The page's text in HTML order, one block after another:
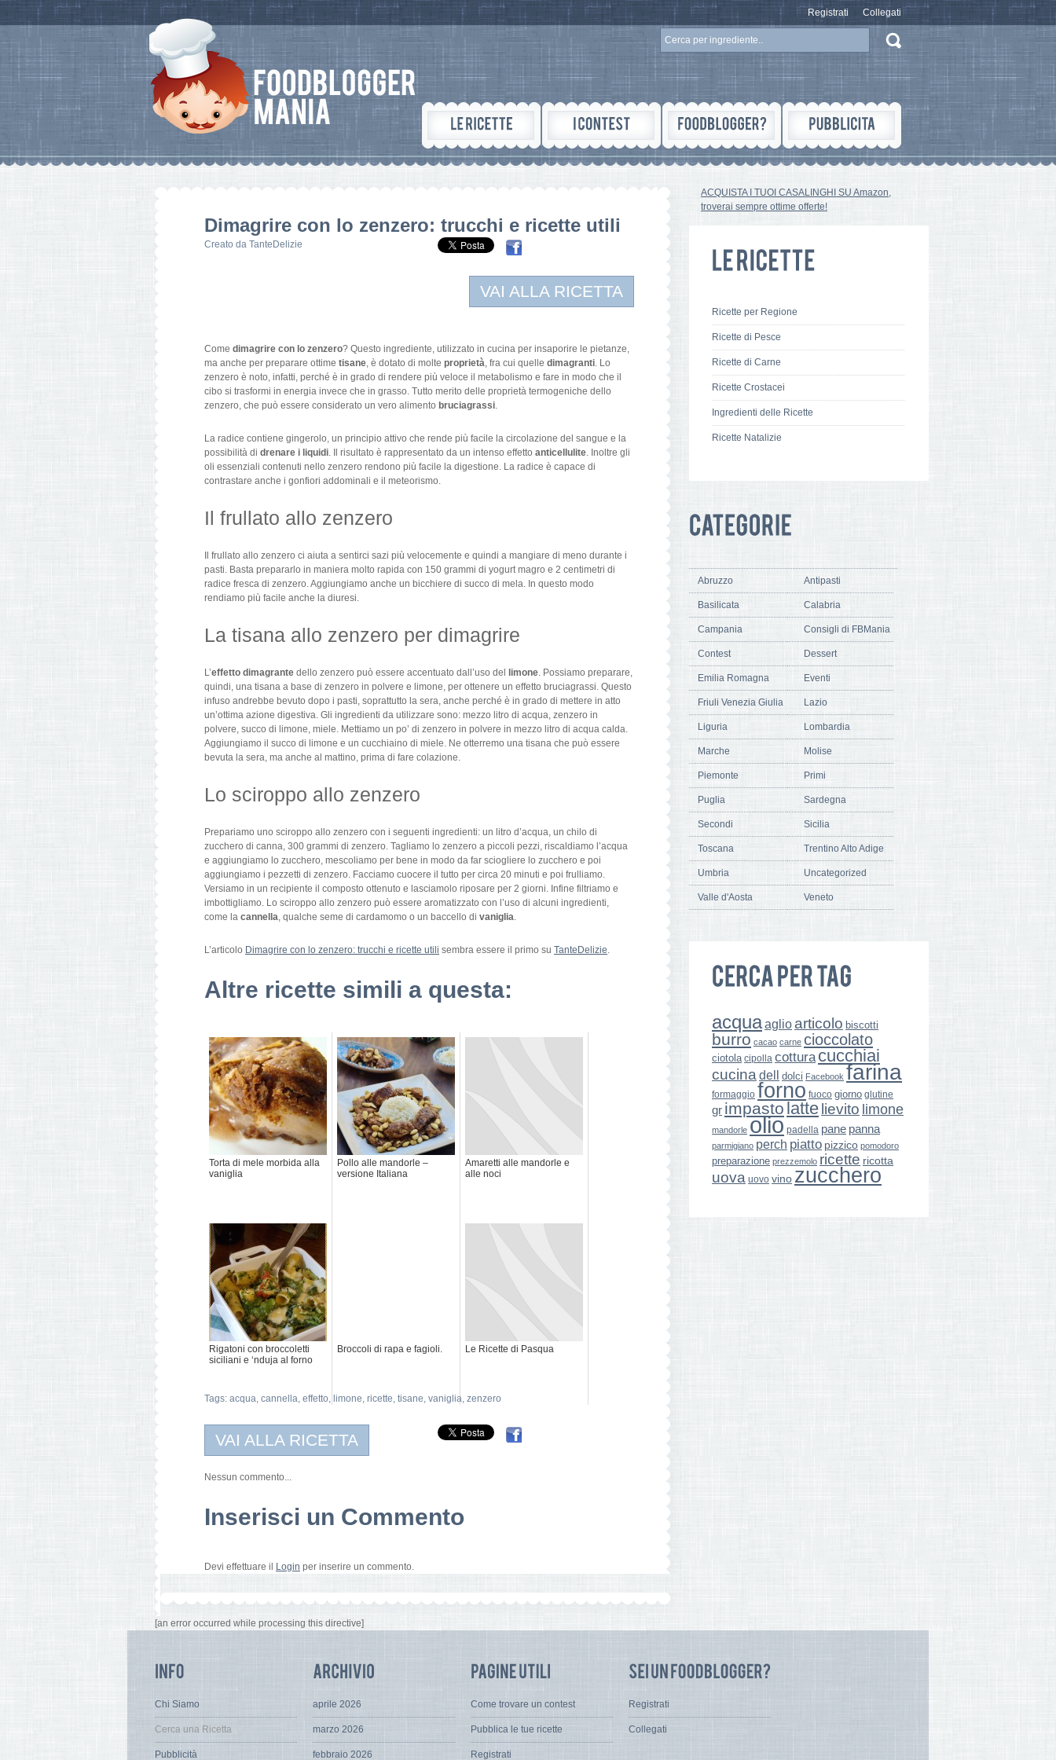
Registrati Collegati
Dimagrire con lo zenzero: trucchi e ricette utili
Creato da TanteDelizie
VAI ALLA RICETTA
Come dimagrire con lo zenzero? Questo ingrediente, utilizzato in cucina per insaporire le pietanze,
ma anche per preparare ottime tisane, è dotato di molte proprietà, fra cui quelle dimagranti. Lo
zenzero è noto, infatti, perché è in grado di rendere più veloce il metabolismo e fare in modo che il
cibo si trasformi in energia invece che in grasso. Tutto merito delle proprietà termogeniche dello
zenzero, che può essere considerato un vero alimento bruciagrassi.
La radice contiene gingerolo, un principio attivo che rende più facile la circolazione del sangue e la
possibilità di drenare i liquidi. Il risultato è rappresentato da un intenso effetto anticellulite. Inoltre gli
oli essenziali contenuti nello zenzero rendono più facile la digestione. La radice è capace di
contrastare anche i gonfiori addominali e il meteorismo.
Il frullato allo zenzero
Il frullato allo zenzero ci aiuta a sentirci sazi più velocemente e quindi a mangiare di meno durante i
pasti. Basta prepararlo in maniera molto rapida con 150 grammi di yogurt magro e 2 centimetri di
radice fresca di zenzero. Aggiungiamo anche un bicchiere di succo di mela. In questo modo
rendiamo più facile anche la diuresi.
La tisana allo zenzero per dimagrire
L’effetto dimagrante dello zenzero può essere accentuato dall’uso del limone. Possiamo preparare,
quindi, una tisana a base di zenzero in polvere e limone, per ottenere un effetto bruciagrassi. Questo
infuso andrebbe bevuto dopo i pasti, soprattutto la sera, anche perché è in grado di mettere in atto
un’ottima azione digestiva. Gli ingredienti da utilizzare sono: mezzo litro di acqua, zenzero in
polvere, succo di limone, miele. Mettiamo un po’ di zenzero in polvere in mezzo litro di acqua calda.
Aggiungiamo il succo di limone e un cucchiaino di miele. Ne otterremo una tisana che può essere
bevuta la sera, ma anche al mattino, prima di fare colazione.
Lo sciroppo allo zenzero
Prepariamo uno sciroppo allo zenzero con i seguenti ingredienti: un litro d’acqua, un chilo di
zucchero di canna, 300 grammi di zenzero. Tagliamo lo zenzero a piccoli pezzi, riscaldiamo l’acqua
e aggiungiamo lo zucchero, mescoliamo per bene in modo da far sciogliere lo zucchero e poi
aggiungiamo i pezzetti di zenzero. Facciamo cuocere il tutto per circa 20 minuti e poi frulliamo.
Versiamo in un recipiente il composto ottenuto e lasciamolo riposare per 2 giorni. Infine filtriamo e
imbottigliamo. Lo sciroppo allo zenzero può essere aromatizzato con l’uso di alcuni ingredienti,
come la cannella, qualche seme di cardamomo o un baccello di vaniglia.
L’articolo Dimagrire con lo zenzero: trucchi e ricette utili sembra essere il primo su TanteDelizie.
Altre ricette simili a questa:
Torta di mele morbida alla
vaniglia
Pollo alle mandorle –
versione Italiana
Amaretti alle mandorle e
alle noci
Rigatoni con broccoletti
siciliani e ‘nduja al forno
Broccoli di rapa e fagioli. Le Ricette di Pasqua
Tags: acqua, cannella, effetto, limone, ricette, tisane, vaniglia, zenzero
VAI ALLA RICETTA
Nessun commento...
Inserisci un Commento
Devi effettuare il Login per inserire un commento.
[an error occurred while processing this directive]
ACQUISTA I TUOI CASALINGHI SU Amazon,
troverai sempre ottime offerte!
Ricette per Regione
Ricette di Pesce
Ricette di Carne
Ricette Crostacei
Ingredienti delle Ricette
Ricette Natalizie
Abruzzo Antipasti
Basilicata Calabria
Campania Consigli di FBMania
Contest Dessert
Emilia Romagna Eventi
Friuli Venezia Giulia Lazio
Liguria Lombardia
Marche Molise
Piemonte Primi
Puglia Sardegna
Secondi Sicilia
Toscana Trentino Alto Adige
Umbria Uncategorized
Valle d'Aosta Veneto
acquaaglio articolo biscotti
burro cacao carne cioccolato
ciotola cipolla cottura cucchiai
cucina dell dolci Facebook farina
formaggio forno fuoco giorno glutine
gr impasto latte lievito limone
mandorle olio padella pane panna
parmigiano perch piatto pizzico pomodoro
preparazione prezzemolo ricette ricotta
uova uovo vino zucchero
Chi Siamo
Cerca una Ricetta
Pubblicità
aprile 2026
marzo 2026
febbraio 2026
Come trovare un contest
Pubblica le tue ricette
Registrati
Registrati
Collegati